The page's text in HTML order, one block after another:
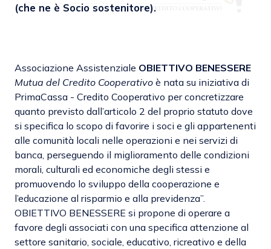
(che ne è Socio sostenitore).
Associazione Assistenziale OBIETTIVO BENESSERE
Mutua del Credito Cooperativo è nata su iniziativa di
PrimaCassa - Credito Cooperativo per concretizzare
quanto previsto dall’articolo 2 del proprio statuto dove
si specifica lo scopo di favorire i soci e gli appartenenti
alle comunità locali nelle operazioni e nei servizi di
banca, perseguendo il miglioramento delle condizioni
morali, culturali ed economiche degli stessi e
promuovendo lo sviluppo della cooperazione e
l’educazione al risparmio e alla previdenza”.
OBIETTIVO BENESSERE si propone di operare a
favore degli associati con una specifica attenzione al
settore sanitario, sociale, educativo, ricreativo e della